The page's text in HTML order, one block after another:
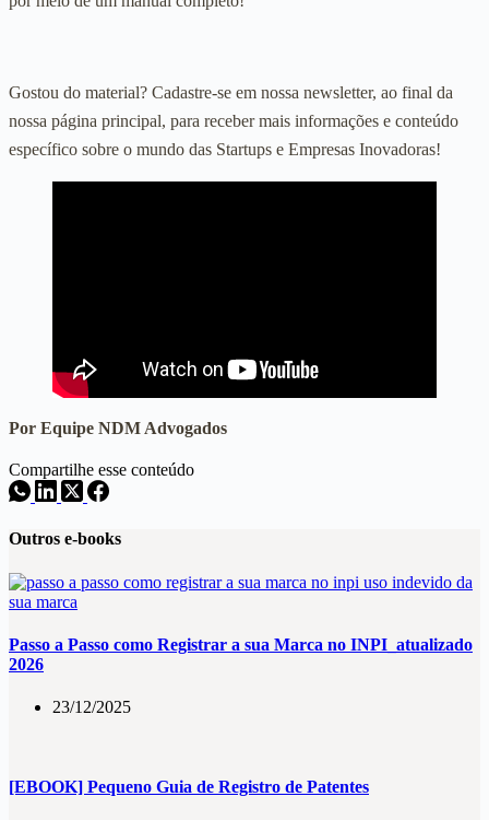
Gostou do material? Cadastre-se em nossa newsletter, ao final da
nossa página principal, para receber mais informações e conteúdo
específico sobre o mundo das Startups e Empresas Inovadoras!
Por Equipe NDM Advogados
Compartilhe esse conteúdo
Outros e-books
Passo a Passo como Registrar a sua Marca no INPI_atualizado
2026
23/12/2025
[EBOOK] Pequeno Guia de Registro de Patentes